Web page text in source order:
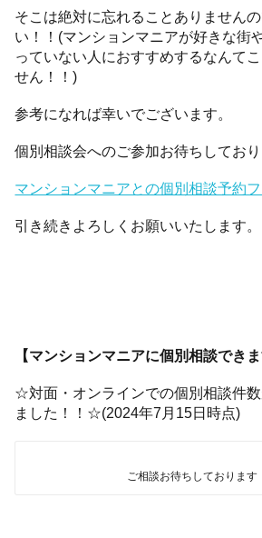
そこは絶対に忘れることありません
い！！(マンションマニアが好きな街
っていない人におすすめするなんて
せん！！)
参考になれば幸いでございます。
個別相談会へのご参加お待ちしており
マンションマニアとの個別相談予約
引き続きよろしくお願いいたします。
【マンションマニアに個別相談できま
☆対面・オンラインでの個別相談件数
ました！！☆(2024年7月15日時点)
ご相談お待ちしております